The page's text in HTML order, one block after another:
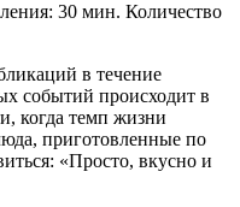
30 мин. Количество
в течение
событий происходит в
когда темп жизни
приготовленные по
«Просто, вкусно и